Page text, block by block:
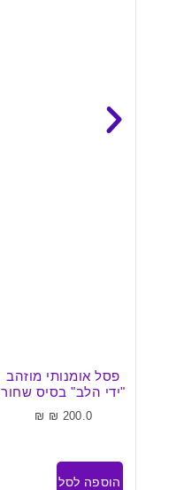
פסל אומנותי מוזהב
"ידי הלב" בסיס שחור
200.0
₪
₪
הוספה לסל